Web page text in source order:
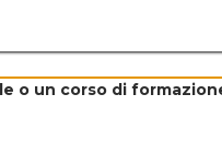
o un corso di